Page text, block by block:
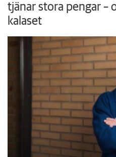
tjänar stora pengar –
kalaset